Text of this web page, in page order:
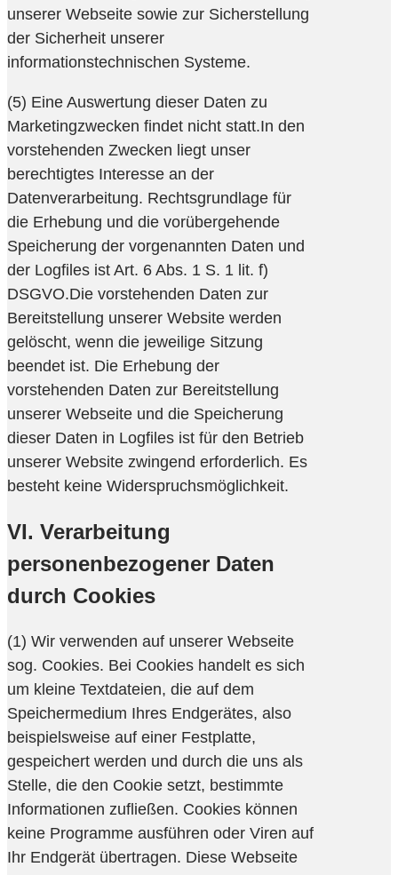
unserer Webseite sowie zur Sicherstellung
der Sicherheit unserer
informationstechnischen Systeme.
(5) Eine Auswertung dieser Daten zu
Marketingzwecken findet nicht statt.In den
vorstehenden Zwecken liegt unser
berechtigtes Interesse an der
Datenverarbeitung. Rechtsgrundlage für
die Erhebung und die vorübergehende
Speicherung der vorgenannten Daten und
der Logfiles ist Art. 6 Abs. 1 S. 1 lit. f)
DSGVO.Die vorstehenden Daten zur
Bereitstellung unserer Website werden
gelöscht, wenn die jeweilige Sitzung
beendet ist. Die Erhebung der
vorstehenden Daten zur Bereitstellung
unserer Webseite und die Speicherung
dieser Daten in Logfiles ist für den Betrieb
unserer Website zwingend erforderlich. Es
besteht keine Widerspruchsmöglichkeit.
VI. Verarbeitung
personenbezogener Daten
durch Cookies
(1) Wir verwenden auf unserer Webseite
sog. Cookies. Bei Cookies handelt es sich
um kleine Textdateien, die auf dem
Speichermedium Ihres Endgerätes, also
beispielsweise auf einer Festplatte,
gespeichert werden und durch die uns als
Stelle, die den Cookie setzt, bestimmte
Informationen zufließen. Cookies können
keine Programme ausführen oder Viren auf
Ihr Endgerät übertragen. Diese Webseite